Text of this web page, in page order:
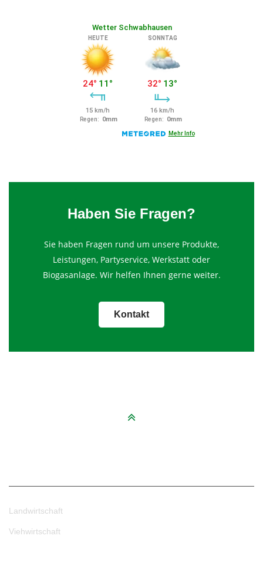
Haben Sie Fragen?
Sie haben Fragen rund um unsere Produkte,
Leistungen, Partyservice, Werkstatt oder
Biogasanlage. Wir helfen Ihnen gerne weiter.
Kontakt
Landwirtschaft
Viehwirtschaft